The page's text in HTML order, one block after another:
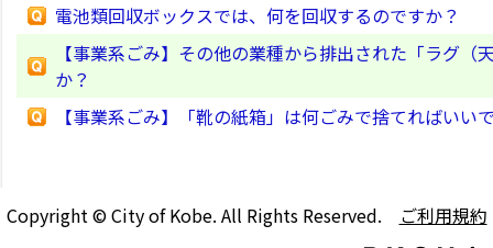
電池類回収ボックスでは、何を回収するのですか？
【事業系ごみ】その他の業種から排出された「ラグ
か？
【事業系ごみ】「靴の紙箱」は何ごみで捨てればいい
Copyright © City of Kobe. All Rights Reserved. ご利用規約